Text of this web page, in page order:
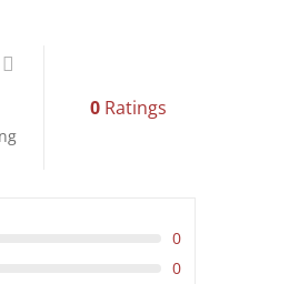
0Ratings
0
0